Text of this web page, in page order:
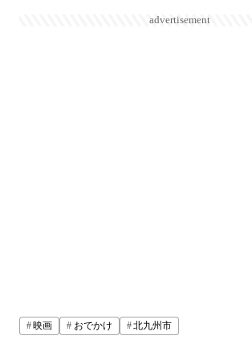
advertisement
映画 おでかけ 北九州市